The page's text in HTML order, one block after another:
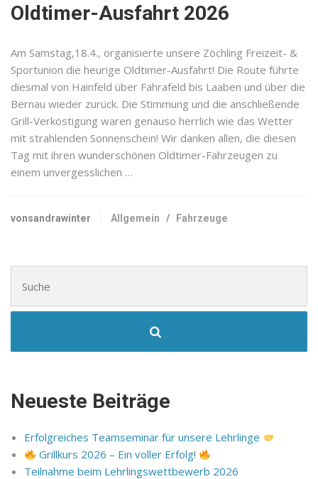
Oldtimer-Ausfahrt 2026
Am Samstag,18.4., organisierte unsere Zöchling Freizeit- &
Sportunion die heurige Oldtimer-Ausfahrt! Die Route führte
diesmal von Hainfeld über Fahrafeld bis Laaben und über die
Bernau wieder zurück. Die Stimmung und die anschließende
Grill-Verköstigung waren genauso herrlich wie das Wetter
mit strahlenden Sonnenschein! Wir danken allen, die diesen
Tag mit ihren wunderschönen Oldtimer-Fahrzeugen zu
einem unvergesslichen …
vonsandrawinter Allgemein / Fahrzeuge
Neueste Beiträge
Erfolgreiches Teamseminar für unsere Lehrlinge
Grillkurs 2026 – Ein voller Erfolg!
Teilnahme beim Lehrlingswettbewerb 2026